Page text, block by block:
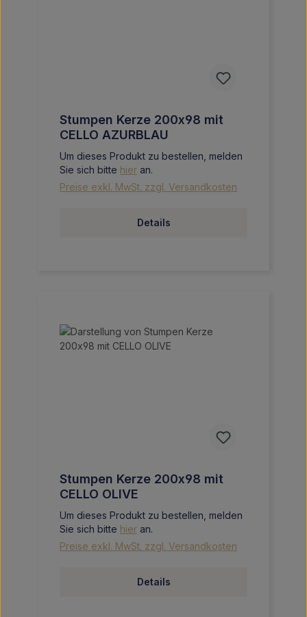
Stumpen Kerze 200x98 mit
CELLO AZURBLAU
Um dieses Produkt zu bestellen, melden
Sie sich bitte hier an.
Preise exkl. MwSt. zzgl. Versandkosten
Details
Stumpen Kerze 200x98 mit
CELLO OLIVE
Um dieses Produkt zu bestellen, melden
Sie sich bitte hier an.
Preise exkl. MwSt. zzgl. Versandkosten
Details